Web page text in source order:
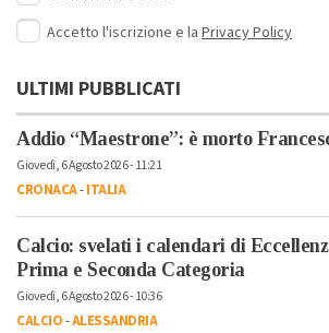
Accetto l'iscrizione e la Privacy Policy
ULTIMI PUBBLICATI
Addio “Maestrone”: è morto
Giovedì, 6 Agosto 2026 - 11:21
CRONACA-ITALIA
Calcio: svelati i calendari di
Prima e Seconda Categoria
Giovedì, 6 Agosto 2026 - 10:36
CALCIO-ALESSANDRIA